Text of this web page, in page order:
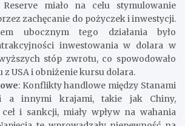
miało na celu stymulowanie
zachęcanie do pożyczek i inwestycji.
ubocznym tego działania było
inwestowania w dolara w
stóp zwrotu, co spowodowało
z USA i obniżenie kursu dolara.
: Konflikty handlowe między Stanami
a innymi krajami, takie jak Chiny,
i sankcji, miały wpływ na wahania